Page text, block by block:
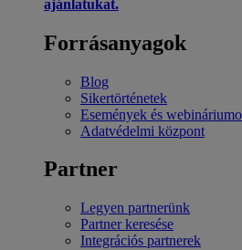
ajánlatukat.
Forrásanyagok
Blog
Sikertörténetek
Események és
Adatvédelmi központ
Partner
Legyen partnerünk
Partner keresése
Integrációs partnerek